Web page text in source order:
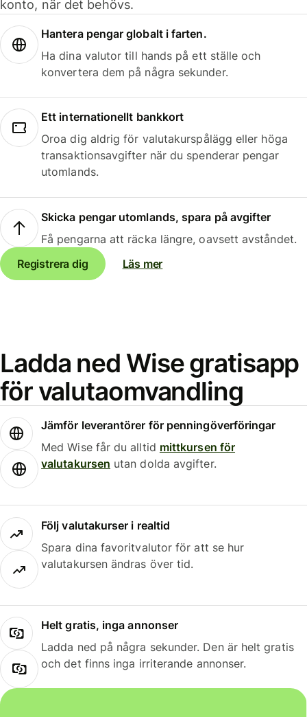
konto, när det behövs.
Hantera pengar globalt i farten.
Ha dina valutor till hands på ett ställe och
konvertera dem på några sekunder.
Ett internationellt bankkort
Oroa dig aldrig för valutakurspålägg eller höga
transaktionsavgifter när du spenderar pengar
utomlands.
Skicka pengar utomlands, spara på avgifter
Få pengarna att räcka längre, oavsett avståndet.
Registrera dig
Läs mer
Ladda ned Wise gratisapp
för valutaomvandling
Jämför leverantörer för penningöverföringar
Med Wise får du alltid mittkursen för
valutakursen utan dolda avgifter.
Följ valutakurser i realtid
Spara dina favoritvalutor för att se hur
valutakursen ändras över tid.
Helt gratis, inga annonser
Ladda ned på några sekunder. Den är helt gratis
och det finns inga irriterande annonser.